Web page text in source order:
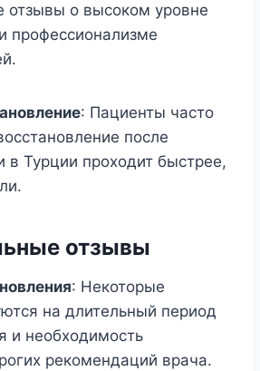
отзывы о высоком уровне
профессионализме
: Пациенты часто
после
в Турции проходит быстрее,
отзывы
: Некоторые
на длительный период
и необходимость
рекомендаций врача.